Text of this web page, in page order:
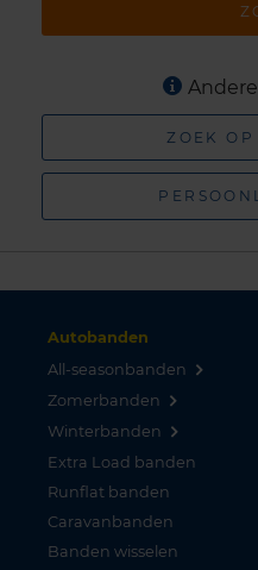
ZOEK OP
Autobanden
All-seasonbanden
Zomerbanden
Winterbanden
Extra Load banden
Runflat banden
Caravanbanden
Banden wisselen